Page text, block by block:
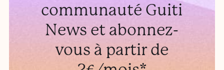
communauté Guiti
News et abonnez-
vous à partir de